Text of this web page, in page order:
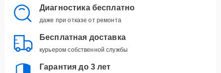
Диагностика бесплатно
даже при отказе от ремонта
Бесплатная доставка
курьером собственной службы
Гарантия до 3 лет